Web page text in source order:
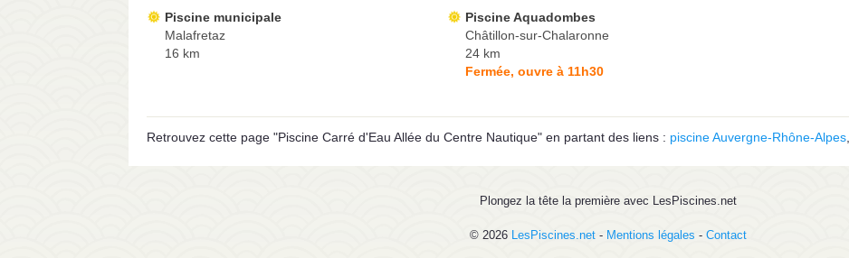
Piscine municipale
Malafretaz
16 km
Piscine Aquadombes
Châtillon-sur-Chalaronne
24 km
Fermée, ouvre à 11h30
Retrouvez cette page "Piscine Carré d'Eau Allée du Centre Nautique" en partant des liens : piscine Auvergne-Rhône-Alpes
Plongez la tête la première avec LesPiscines.net
© 2026 LesPiscines.net - Mentions légales - Contact